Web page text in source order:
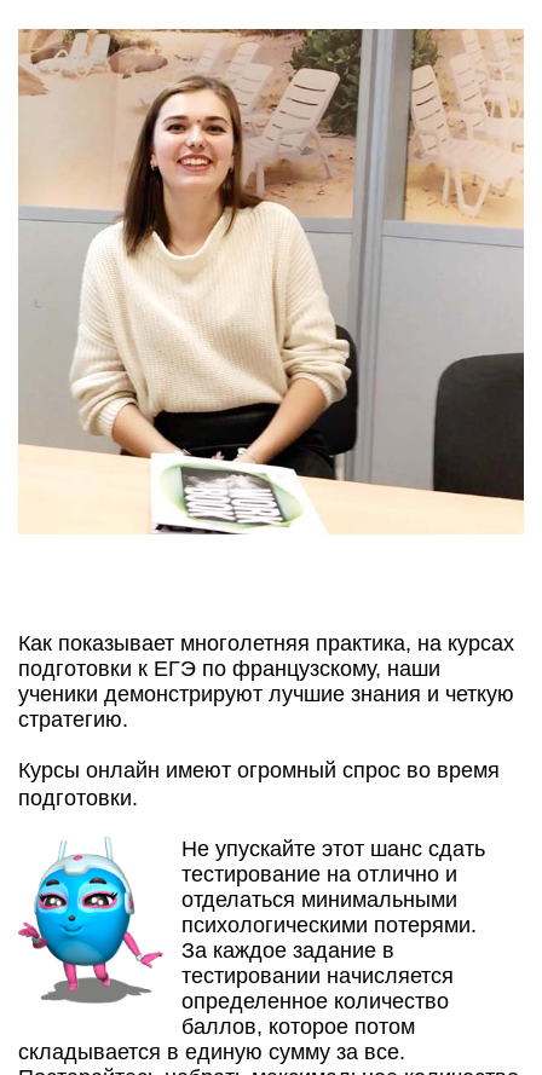
Как показывает многолетняя практика, на курсах
подготовки к ЕГЭ по французскому, наши
ученики демонстрируют лучшие знания и четкую
стратегию.
Курсы онлайн имеют огромный спрос во время
подготовки.
Не упускайте этот шанс сдать
тестирование на отлично и
отделаться минимальными
психологическими потерями.
За каждое задание в
тестировании начисляется
определенное количество
баллов, которое потом
складывается в единую сумму за все.